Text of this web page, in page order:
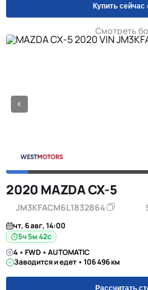
Купить сейчас
Смотреть
2020 MAZDA CX-5
JM3KFACM6L1832864
чт, 6 авг, 14:00
5ч 5м 42с
4 • FWD • AUTOMATIC
Заводится и едет • 106 496 км
Рассчитать